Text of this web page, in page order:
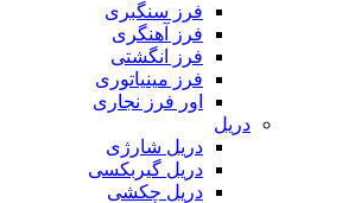
فرز سنگبری
فرز آهنگری
فرز انگشتی
فرز مینیاتوری
اور فرز نجاری
دریل
دریل شارژی
دریل گیربکسی
دریل چکشی